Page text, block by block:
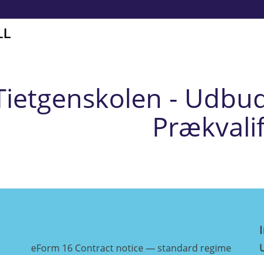
-
eForm 16 Contract notice — standard regime